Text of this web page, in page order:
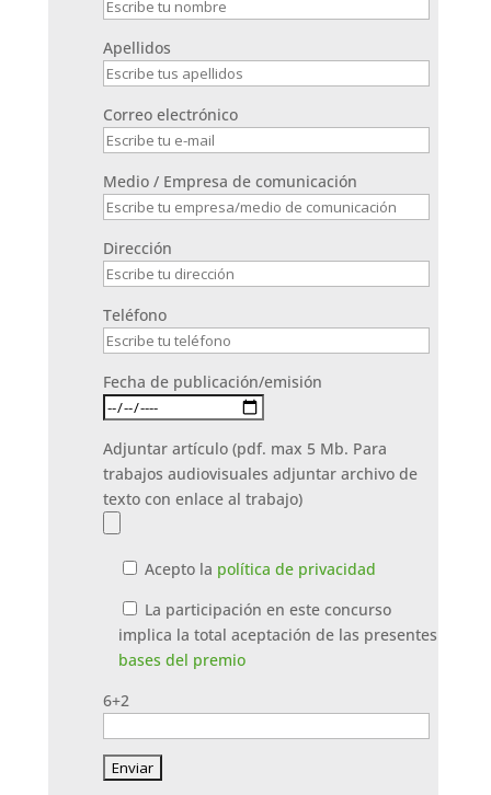
Apellidos
Correo electrónico
Medio / Empresa de comunicación
Dirección
Teléfono
Fecha de publicación/emisión
Adjuntar artículo (pdf. max 5 Mb. Para
trabajos audiovisuales adjuntar archivo de
texto con enlace al trabajo)
Acepto la política de privacidad
La participación en este concurso
implica la total aceptación de las presentes
bases del premio
6+2